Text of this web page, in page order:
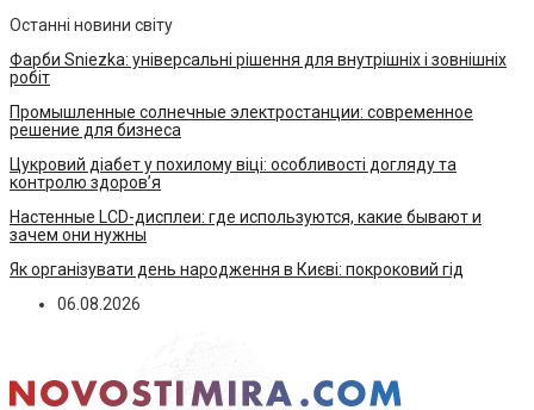
Останні новини світу
Фарби Sniezka: універсальні рішення для внутрішніх і зовнішніх
робіт
Промышленные солнечные электростанции: современное
решение для бизнеса
Цукровий діабет у похилому віці: особливості догляду та
контролю здоров’я
Настенные LCD-дисплеи: где используются, какие бывают и
зачем они нужны
Як організувати день народження в Києві: покроковий гід
06.08.2026